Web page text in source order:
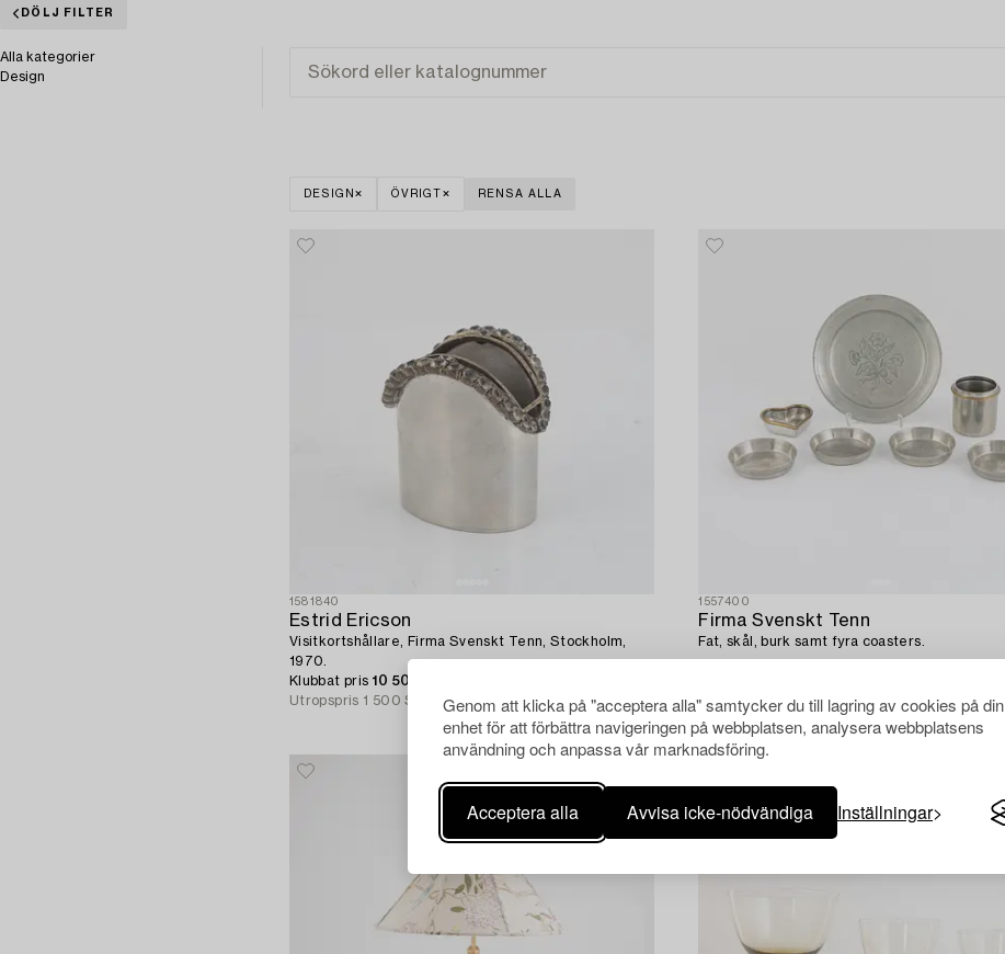
Genom att klicka på "acceptera alla" samtycker du till lagring av cookies på din
enhet för att förbättra navigeringen på webbplatsen, analysera webbplatsens
användning och anpassa vår marknadsföring.
Acceptera alla Avvisa icke-nödvändiga Inställningar
DÖLJ FILTER
Alla kategorier
Design
DESIGN ÖVRIGT RENSA ALLA
1581840
Estrid Ericson
Visitkortshållare, Firma Svenskt Tenn, Stockholm,
1970.
Klubbat pris 10 500 SEK
Utropspris 1 500 SEK
1557400
Firma Svenskt Tenn
Fat, skål, burk samt fyra coasters.